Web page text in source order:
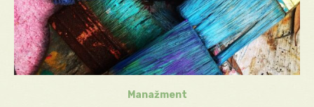
Manažment